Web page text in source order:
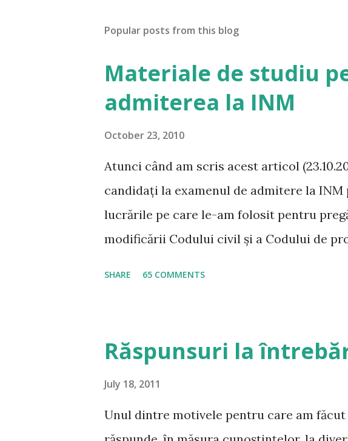
Popular posts from this blog
Materiale de studiu
admiterea la INM
October 23, 2010
Atunci când am scris acest articol
candidați la examenul de admitere la
lucrările pe care le-am folosit pentru
modificării Codului civil și a Codului de
frecvente Drept Civil Noul Cod civil –
pregătire la această materie, mai ales
exhaustivă a reglementării, precum și
grilă prof. univ. dr. Gabriel Boroi și jud.
SHARE 65 COMMENTS
Răspunsuri la
July 18, 2011
Unul dintre motivele pentru care am făcut